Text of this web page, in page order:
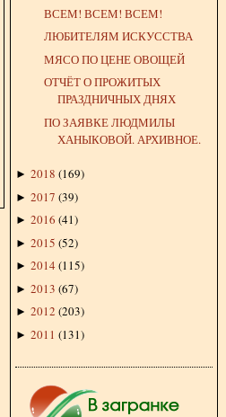
ВСЕМ! ВСЕМ! ВСЕМ!
ЛЮБИТЕЛЯМ ИСКУССТВА
МЯСО ПО ЦЕНЕ ОВОЩЕЙ
ОТЧЁТ О ПРОЖИТЫХ
ПРАЗДНИЧНЫХ ДНЯХ
ПО ЗАЯВКЕ ЛЮДМИЛЫ
ХАНЫКОВОЙ. АРХИВНОЕ.
► 2018 (169)
► 2017 (39)
► 2016 (41)
► 2015 (52)
► 2014 (115)
► 2013 (67)
► 2012 (203)
► 2011 (131)